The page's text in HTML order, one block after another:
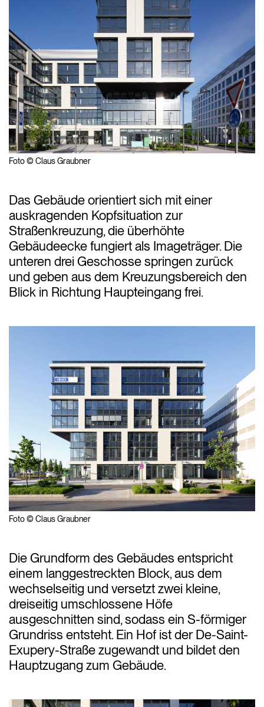
Foto © Claus Graubner
Das Gebäude orientiert sich mit einer
auskragenden Kopfsituation zur
Straßenkreuzung, die überhöhte
Gebäudeecke fungiert als Imageträger. Die
unteren drei Geschosse springen zurück
und geben aus dem Kreuzungsbereich den
Blick in Richtung Haupteingang frei.
Foto © Claus Graubner
Die Grundform des Gebäudes entspricht
einem langgestreckten Block, aus dem
wechselseitig und versetzt zwei kleine,
dreiseitig umschlossene Höfe
ausgeschnitten sind, sodass ein S-förmiger
Grundriss entsteht. Ein Hof ist der De-Saint-
Exupery-Straße zugewandt und bildet den
Hauptzugang zum Gebäude.